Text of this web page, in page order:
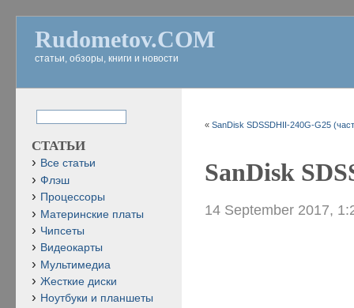
Rudometov.COM
статьи, обзоры, книги и новости
«SanDisk SDSSDHII-240G-G25
SanDisk
14 September 2017,
СТАТЬИ
Все статьи
Флэш
Процессоры
Материнские платы
Чипсеты
Видеокарты
Мультимедиа
Жесткие диски
Ноутбуки и планшеты